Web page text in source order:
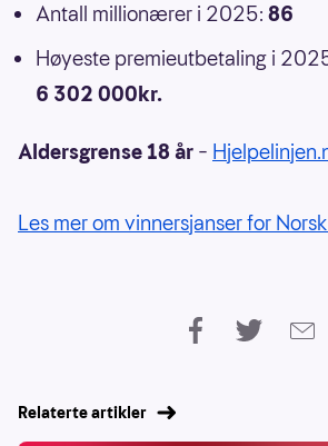
Antall millionærer i 2025: 86
Høyeste premieutbetaling i
6 302 000kr.
Aldersgrense 18 år –
Les mer om vinnersjanser for
Relaterte artikler